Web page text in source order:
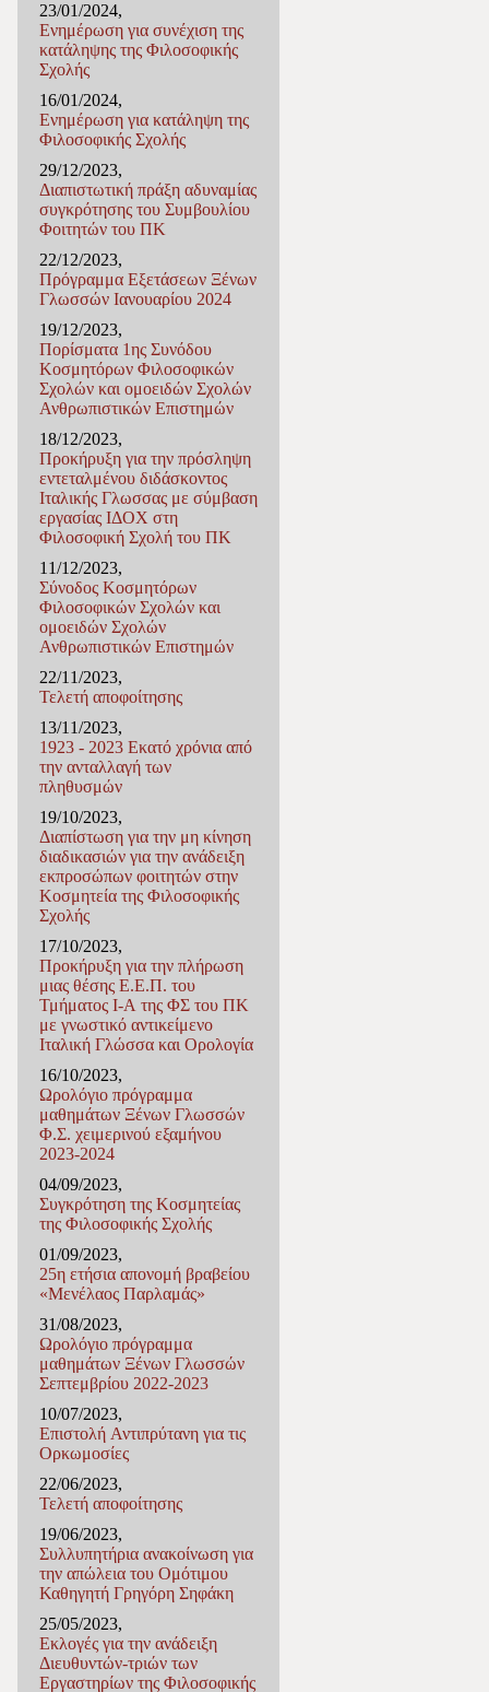
23/01/2024,
Ενημέρωση για συνέχιση της
κατάληψης της Φιλοσοφικής
Σχολής
16/01/2024,
Ενημέρωση για κατάληψη της
Φιλοσοφικής Σχολής
29/12/2023,
Διαπιστωτική πράξη αδυναμίας
συγκρότησης του Συμβουλίου
Φοιτητών του ΠΚ
22/12/2023,
Πρόγραμμα Εξετάσεων Ξένων
Γλωσσών Ιανουαρίου 2024
19/12/2023,
Πορίσματα 1ης Συνόδου
Κοσμητόρων Φιλοσοφικών
Σχολών και ομοειδών Σχολών
Ανθρωπιστικών Επιστημών
18/12/2023,
Προκήρυξη για την πρόσληψη
εντεταλμένου διδάσκοντος
Ιταλικής Γλωσσας με σύμβαση
εργασίας ΙΔΟΧ στη
Φιλοσοφική Σχολή του ΠΚ
11/12/2023,
Σύνοδος Κοσμητόρων
Φιλοσοφικών Σχολών και
ομοειδών Σχολών
Ανθρωπιστικών Επιστημών
22/11/2023,
Τελετή αποφοίτησης
13/11/2023,
1923 - 2023 Εκατό χρόνια από
την ανταλλαγή των
πληθυσμών
19/10/2023,
Διαπίστωση για την μη κίνηση
διαδικασιών για την ανάδειξη
εκπροσώπων φοιτητών στην
Κοσμητεία της Φιλοσοφικής
Σχολής
17/10/2023,
Προκήρυξη για την πλήρωση
μιας θέσης Ε.E.Π. του
Τμήματος I-Α της ΦΣ του ΠΚ
με γνωστικό αντικείμενο
Ιταλική Γλώσσα και Ορολογία
16/10/2023,
Ωρολόγιο πρόγραμμα
μαθημάτων Ξένων Γλωσσών
Φ.Σ. χειμερινού εξαμήνου
2023-2024
04/09/2023,
Συγκρότηση της Κοσμητείας
της Φιλοσοφικής Σχολής
01/09/2023,
25η ετήσια απονομή βραβείου
«Μενέλαος Παρλαμάς»
31/08/2023,
Ωρολόγιο πρόγραμμα
μαθημάτων Ξένων Γλωσσών
Σεπτεμβρίου 2022-2023
10/07/2023,
Επιστολή Αντιπρύτανη για τις
Ορκωμοσίες
22/06/2023,
Τελετή αποφοίτησης
19/06/2023,
Συλλυπητήρια ανακοίνωση για
την απώλεια του Ομότιμου
Καθηγητή Γρηγόρη Σηφάκη
25/05/2023,
Εκλογές για την ανάδειξη
Διευθυντών-τριών των
Εργαστηρίων της Φιλοσοφικής